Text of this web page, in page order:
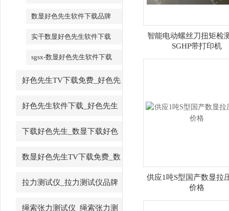
下载
数显好色先生软件下载品牌
实干数显好色先生软件下载
sgsx-数显好色先生软件下载
好色先生TV下载免费_好色先
生TV下载免费厂家
好色先生软件下载_好色先生
软件下载厂家
下载好色先生_数显下载好色
先生
数显好色先生TV下载免费_数
字好色先生TV下载免费
拉力测试仪_拉力测试仪品牌
绳索张力测试仪_绳索张力测
智能电动螺丝刀扭矩检
SGHP带打印机
供应1吨S型国产数显拉
价格